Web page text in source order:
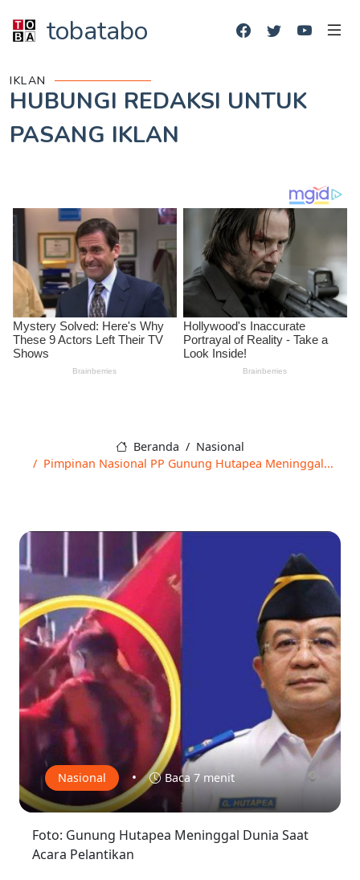
tobatabo
IKLAN
HUBUNGI REDAKSI UNTUK
PASANG IKLAN
Beranda
Nasional
Pimpinan Nasional PP Gunung Hutapea Meninggal...
Nasional • Baca 7 menit
Foto: Gunung Hutapea Meninggal Dunia Saat
Acara Pelantikan